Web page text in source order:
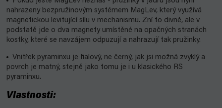
nahrazeny bezpružinovým systémem MagLev, který využívá
magnetickou levitující sílu v mechanismu. Zní to divně, ale v
podstatě jde o dva magnety umístěné na opačných stranách
kostky, které se navzájem odpuzují a nahrazují tak pružinky.
Vnitřek pyraminxu je fialový, ne černý, jak jsi možná zvyklý a
povrch je matný, stejně jako tomu je i u klasického RS
pyraminxu.
Vlastnosti: